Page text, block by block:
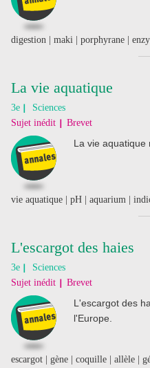
digestion | maki | porphyrane |
La vie aquatique
3e
Sciences
Sujet inédit Brevet
La vie aquatique
vie aquatique | pH | aquarium |
L'escargot des haies
3e
Sciences
Sujet inédit Brevet
L'escargot des
l'Europe.
escargot | gène | coquille | allèle |